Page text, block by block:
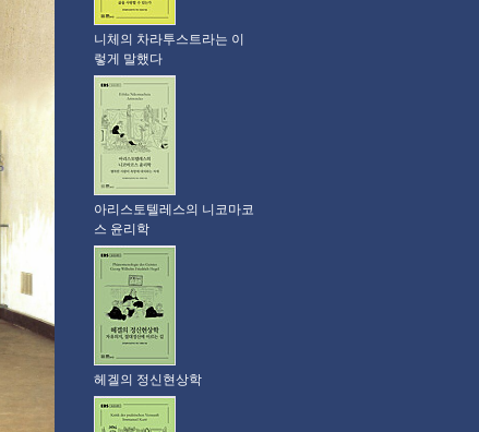
니체의 차라투스트라는 이
렇게 말했다
아리스토텔레스의 니코마코
스 윤리학
헤겔의 정신현상학